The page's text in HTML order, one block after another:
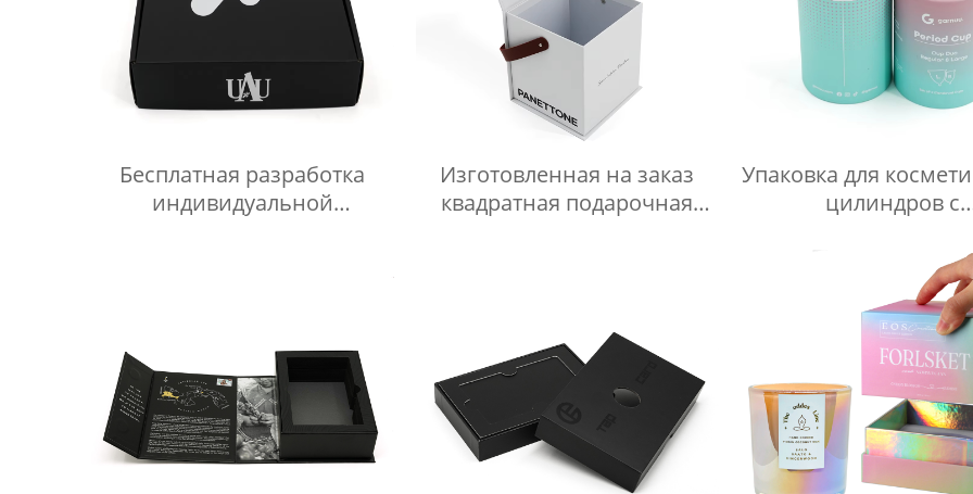
Бесплатная разработка
индивидуальной
почтовая коробка для
одежды
Изготовленная на заказ
квадратная подарочная
бумажная магнитная
упаковочная коробка с
Упаковка для
цилиндров с
Экологичная
туба. Круглая
туба.